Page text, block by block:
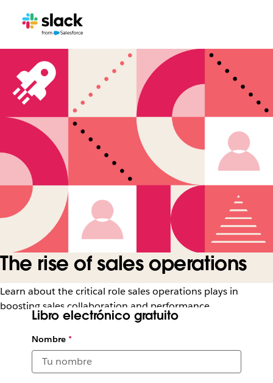
The rise of sales operations
Learn about the critical role sales operations plays in
boosting sales collaboration and performance
Libro electrónico gratuito
Nombre*